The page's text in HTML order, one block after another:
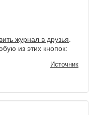
журнал в друзья
из этих кнопок:
Источник